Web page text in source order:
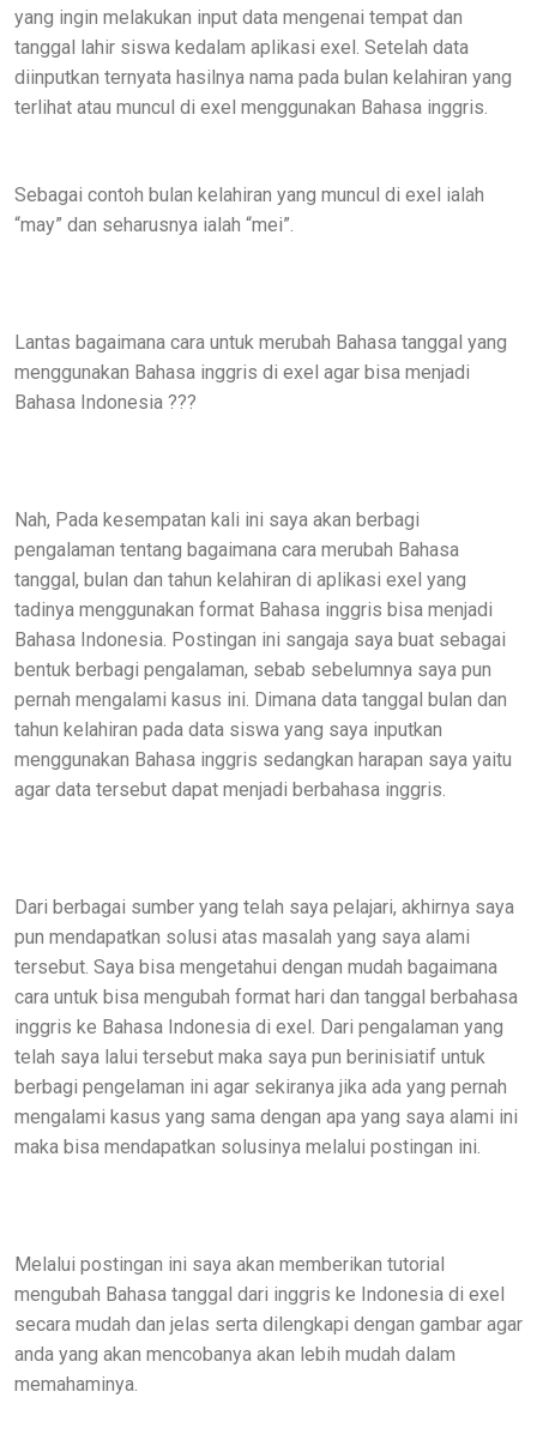
yang ingin melakukan input data mengenai tempat dan
tanggal lahir siswa kedalam aplikasi exel. Setelah data
diinputkan ternyata hasilnya nama pada bulan kelahiran yang
terlihat atau muncul di exel menggunakan Bahasa inggris.
Sebagai contoh bulan kelahiran yang muncul di exel ialah
“may” dan seharusnya ialah “mei”.
Lantas bagaimana cara untuk merubah Bahasa tanggal yang
menggunakan Bahasa inggris di exel agar bisa menjadi
Bahasa Indonesia ???
Nah, Pada kesempatan kali ini saya akan berbagi
pengalaman tentang bagaimana cara merubah Bahasa
tanggal, bulan dan tahun kelahiran di aplikasi exel yang
tadinya menggunakan format Bahasa inggris bisa menjadi
Bahasa Indonesia. Postingan ini sangaja saya buat sebagai
bentuk berbagi pengalaman, sebab sebelumnya saya pun
pernah mengalami kasus ini. Dimana data tanggal bulan dan
tahun kelahiran pada data siswa yang saya inputkan
menggunakan Bahasa inggris sedangkan harapan saya yaitu
agar data tersebut dapat menjadi berbahasa inggris.
Dari berbagai sumber yang telah saya pelajari, akhirnya saya
pun mendapatkan solusi atas masalah yang saya alami
tersebut. Saya bisa mengetahui dengan mudah bagaimana
cara untuk bisa mengubah format hari dan tanggal berbahasa
inggris ke Bahasa Indonesia di exel. Dari pengalaman yang
telah saya lalui tersebut maka saya pun berinisiatif untuk
berbagi pengelaman ini agar sekiranya jika ada yang pernah
mengalami kasus yang sama dengan apa yang saya alami ini
maka bisa mendapatkan solusinya melalui postingan ini.
Melalui postingan ini saya akan memberikan tutorial
mengubah Bahasa tanggal dari inggris ke Indonesia di exel
secara mudah dan jelas serta dilengkapi dengan gambar agar
anda yang akan mencobanya akan lebih mudah dalam
memahaminya.